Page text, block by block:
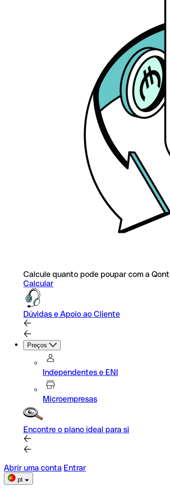
Calcule quanto pode poupar com a
Calcular
Dúvidas e Apoio ao Cliente
Preços
Independentes e ENI
Microempresas
Encontre o plano ideal para si
Abrir uma conta Entrar
pt